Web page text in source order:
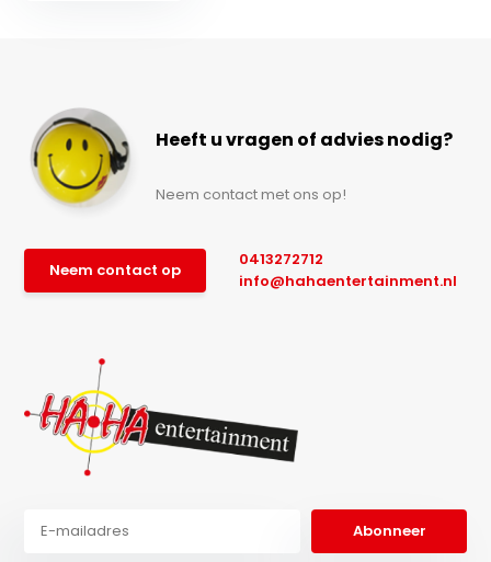
Heeft u vragen of advies nodig?
Neem contact met ons op!
Neem contact op
0413272712
info@hahaentertainment.nl
Abonneer